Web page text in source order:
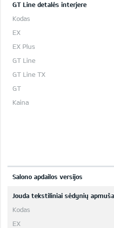
GT Line detalės interjere
Salono apdailos versijos
Jouda tekstiliniai sėdynių